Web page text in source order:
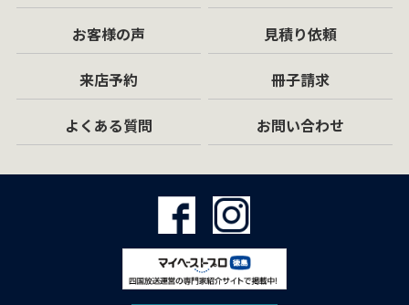
お客様の声 見積り依頼
来店予約 冊子請求
よくある質問 お問い合わせ